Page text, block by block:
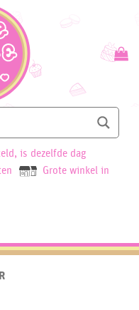
is dezelfde dag
Grote winkel in